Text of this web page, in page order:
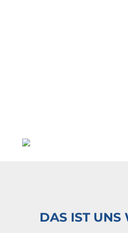
DAS IST UNS